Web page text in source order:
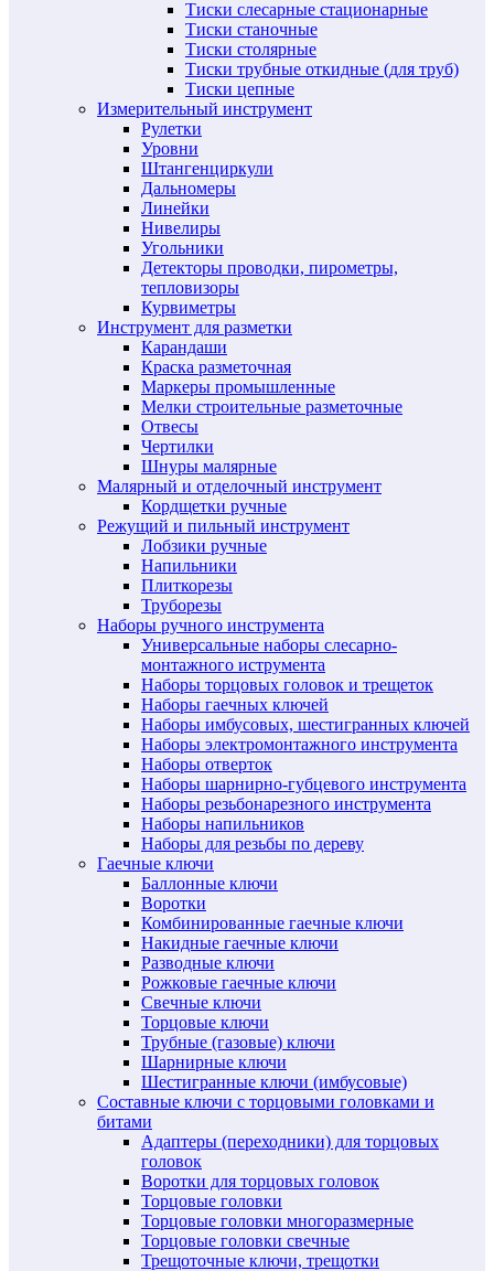
Тиски слесарные стационарные
Тиски станочные
Тиски столярные
Тиски трубные откидные (для труб)
Тиски цепные
Измерительный инструмент
Рулетки
Уровни
Штангенциркули
Дальномеры
Линейки
Нивелиры
Угольники
Детекторы проводки, пирометры,
тепловизоры
Курвиметры
Инструмент для разметки
Карандаши
Краска разметочная
Маркеры промышленные
Мелки строительные разметочные
Отвесы
Чертилки
Шнуры малярные
Малярный и отделочный инструмент
Кордщетки ручные
Режущий и пильный инструмент
Лобзики ручные
Напильники
Плиткорезы
Труборезы
Наборы ручного инструмента
Универсальные наборы слесарно-
монтажного иструмента
Наборы торцовых головок и трещеток
Наборы гаечных ключей
Наборы имбусовых, шестигранных ключей
Наборы электромонтажного инструмента
Наборы отверток
Наборы шарнирно-губцевого инструмента
Наборы резьбонарезного инструмента
Наборы напильников
Наборы для резьбы по дереву
Гаечные ключи
Баллонные ключи
Воротки
Комбинированные гаечные ключи
Накидные гаечные ключи
Разводные ключи
Рожковые гаечные ключи
Свечные ключи
Торцовые ключи
Трубные (газовые) ключи
Шарнирные ключи
Шестигранные ключи (имбусовые)
Составные ключи с торцовыми головками и
битами
Адаптеры (переходники) для торцовых
головок
Воротки для торцовых головок
Торцовые головки
Торцовые головки многоразмерные
Торцовые головки свечные
Трещоточные ключи, трещотки